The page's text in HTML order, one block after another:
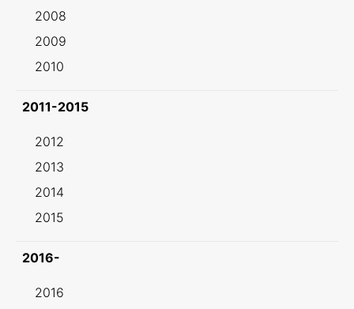
2008
2009
2010
2011-2015
2012
2013
2014
2015
2016-
2016